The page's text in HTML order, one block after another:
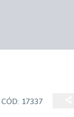
CÓD: 17337